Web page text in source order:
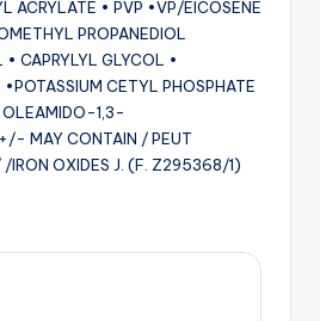
ACRYLATE • PVP •VP/EICOSENE
PROPANEDIOL
CAPRYLYL GLYCOL •
CETYL PHOSPHATE
OLEAMIDO-1,3-
MAY CONTAIN / PEUT
/IRON OXIDES J. (F. Z295368/1)